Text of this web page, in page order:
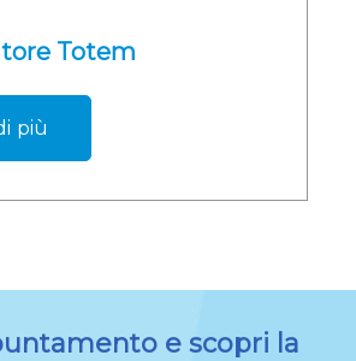
Totem
più
e scopri la